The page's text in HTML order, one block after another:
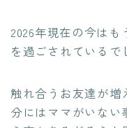
2026年現在の今は
を過ごされているで
触れ合うお友達が増
分にはママがいない